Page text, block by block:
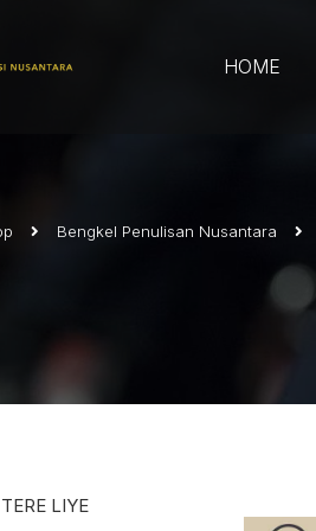
HOME
Bengkel Penulisan Nusantara
LIYE